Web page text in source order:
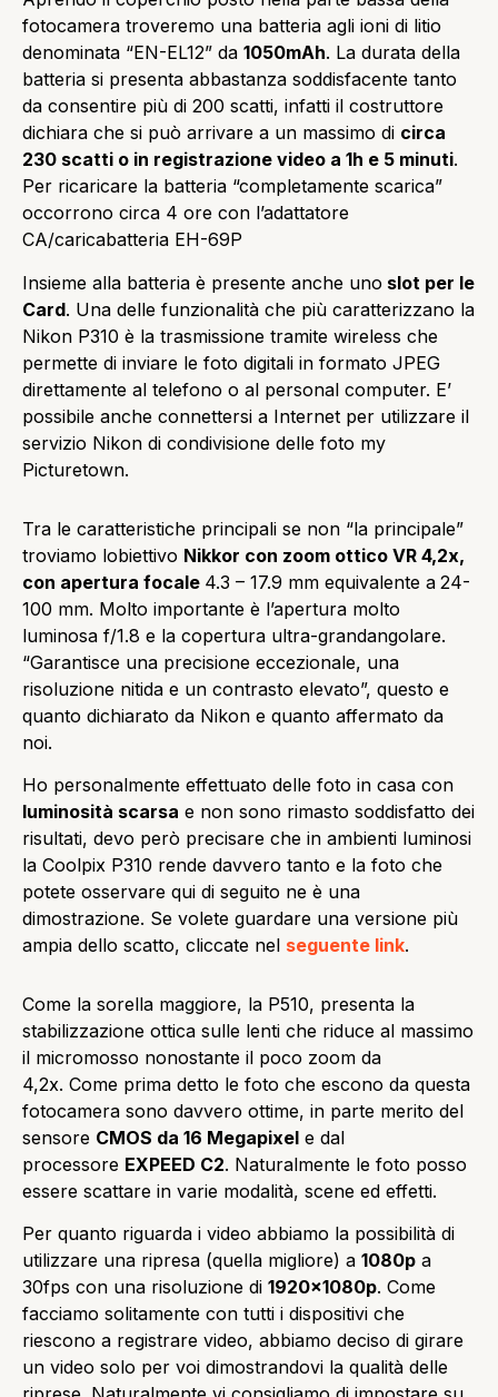
fotocamera troveremo una batteria agli ioni di litio
denominata “EN-EL12” da 1050mAh. La durata della
batteria si presenta abbastanza soddisfacente tanto
da consentire più di 200 scatti, infatti il costruttore
dichiara che si può arrivare a un massimo di circa
230 scatti o in registrazione video a 1h e 5 minuti.
Per ricaricare la batteria “completamente scarica”
occorrono circa 4 ore con l’adattatore
CA/caricabatteria EH-69P
Insieme alla batteria è presente anche uno slot per le
Card. Una delle funzionalità che più caratterizzano la
Nikon P310 è la trasmissione tramite wireless che
permette di inviare le foto digitali in formato JPEG
direttamente al telefono o al personal computer. E’
possibile anche connettersi a Internet per utilizzare il
servizio Nikon di condivisione delle foto my
Picturetown.
Tra le caratteristiche principali se non “la principale”
troviamo lobiettivo Nikkor con zoom ottico VR 4,2x,
con apertura focale 4.3 – 17.9 mm equivalente a 24-
100 mm. Molto importante è l’apertura molto
luminosa f/1.8 e la copertura ultra-grandangolare.
“Garantisce una precisione eccezionale, una
risoluzione nitida e un contrasto elevato”, questo e
quanto dichiarato da Nikon e quanto affermato da
noi.
Ho personalmente effettuato delle foto in casa con
luminosità scarsa e non sono rimasto soddisfatto dei
risultati, devo però precisare che in ambienti luminosi
la Coolpix P310 rende davvero tanto e la foto che
potete osservare qui di seguito ne è una
dimostrazione. Se volete guardare una versione più
ampia dello scatto, cliccate nel seguente link.
Come la sorella maggiore, la P510, presenta la
stabilizzazione ottica sulle lenti che riduce al massimo
il micromosso nonostante il poco zoom da
4,2x. Come prima detto le foto che escono da questa
fotocamera sono davvero ottime, in parte merito del
sensore CMOS da 16 Megapixel e dal
processore EXPEED C2. Naturalmente le foto posso
essere scattare in varie modalità, scene ed effetti.
Per quanto riguarda i video abbiamo la possibilità di
utilizzare una ripresa (quella migliore) a 1080p a
30fps con una risoluzione di 1920x1080p. Come
facciamo solitamente con tutti i dispositivi che
riescono a registrare video, abbiamo deciso di girare
un video solo per voi dimostrandovi la qualità delle